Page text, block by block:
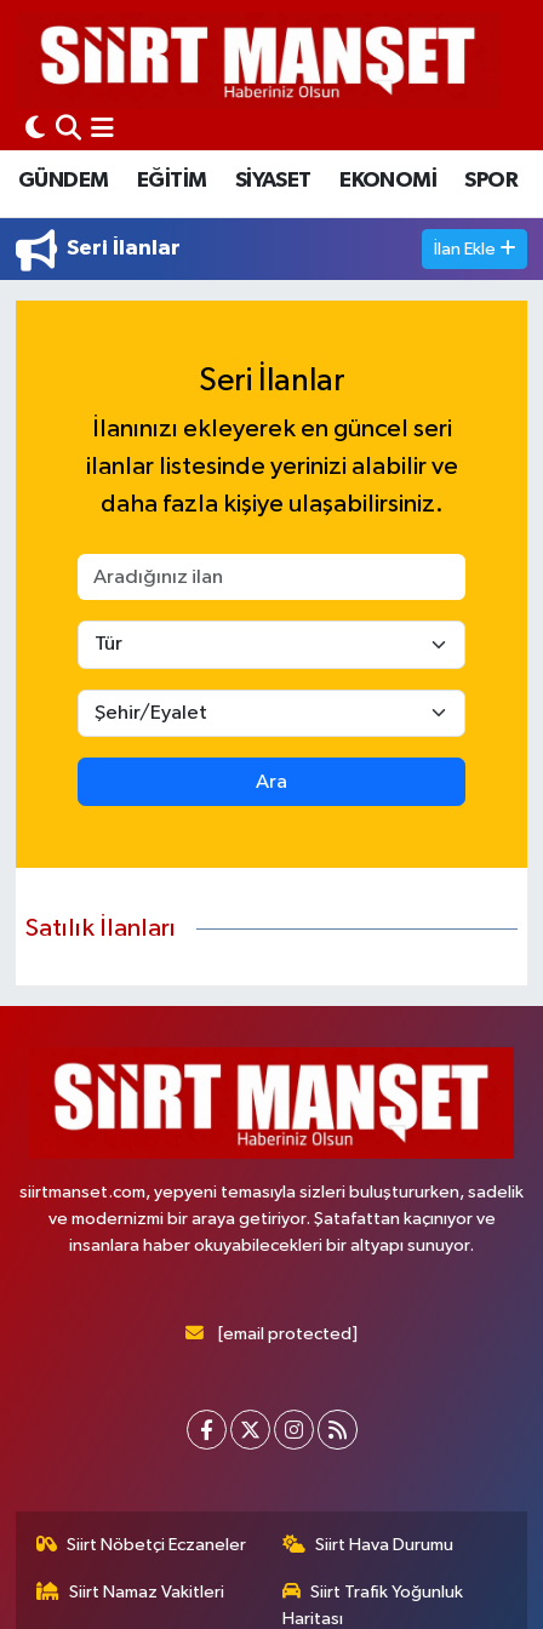
GÜNDEM EĞİTİM SİYASET EKONOMİ SPOR
Seri İlanlar İlan Ekle
Seri İlanlar
İlanınızı ekleyerek en güncel seri
ilanlar listesinde yerinizi alabilir ve
daha fazla kişiye ulaşabilirsiniz.
Ara
Satılık İlanları
siirtmanset.com, yepyeni temasıyla sizleri buluştururken, sadelik
ve modernizmi bir araya getiriyor. Şatafattan kaçınıyor ve
insanlara haber okuyabilecekleri bir altyapı sunuyor.
[email protected]
Siirt Nöbetçi Eczaneler Siirt Hava Durumu
Siirt Namaz Vakitleri
Siirt Trafik Yoğunluk
Haritası
GÜNDEM
EĞİTİM
SİYASET
EKONOMİ
KÜLTÜR-SANAT
Siirt Nöbetçi Eczaneler
Siirt Hava Durumu
Siirt Namaz Vakitleri
Siirt Trafik Yoğunluk Haritası
Son Dakika Haberleri